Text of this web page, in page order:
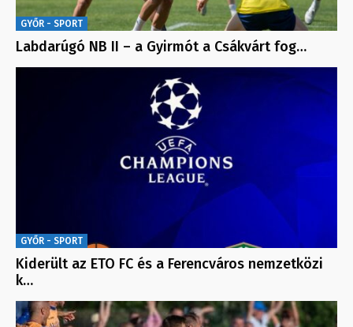
GYŐR - SPORT
Labdarúgó NB II – a Gyirmót a Csákvárt fog…
GYŐR - SPORT
Kiderült az ETO FC és a Ferencváros nemzetközi
k…